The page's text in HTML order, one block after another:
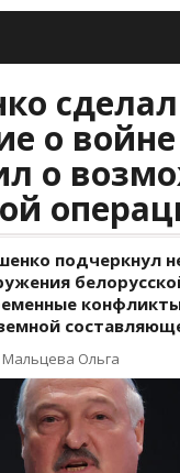
сделал
о
о
подчеркнул
Ольга